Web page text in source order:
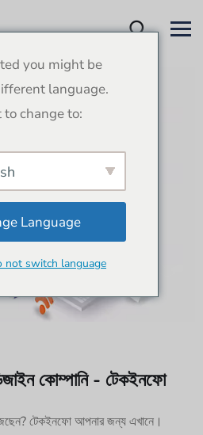
কোম্পানি - টেকইনফো
টেকইনফো আপনার জন্য এখানে।
you might be
language.
change to:
Language
not switch language